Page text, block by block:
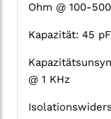
Ohm @ 100-
Kapazität: 45
@ 1 KHz